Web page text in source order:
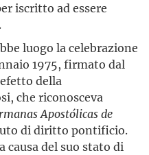
iscritto ad essere
luogo la celebrazione
1975, firmato dal
della
che riconosceva
Apostólicas de
di diritto pontificio.
causa del suo stato di